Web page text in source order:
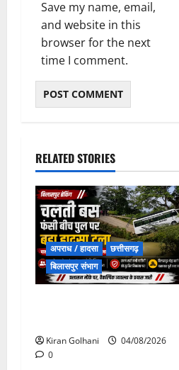
Save my name, email,
and website in this
browser for the next
time I comment.
RELATED STORIES
अपराध / हादसा
छत्तीसगढ़
बिलासपुर संभाग
Kiran Golhani
04/08/2026
0